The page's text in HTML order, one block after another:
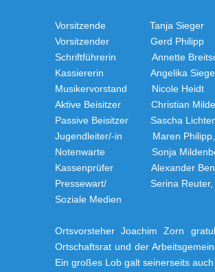
Vorsitzende Tanja Sieger
Vorsitzender Gerd Philipp
Schriftführerin Annette
Kassiererin Angelika
Musikervorstand Nicole Heidt
Aktive Beisitzer Christian
Passive Beisitzer Sascha
Jugendleiter/-in Maren Philipp,
Notenwarte Sonja
Kassenprüfer Alexander
Pressewart/ Serina Reuter,
Soziale Medien
Ortsvorsteher Joachim Zorn
Ortschaftsrat und der
Ein großes Lob galt seinerseits